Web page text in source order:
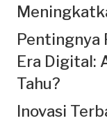
Pentingnya
Era Digital:
Tahu?
Inovasi